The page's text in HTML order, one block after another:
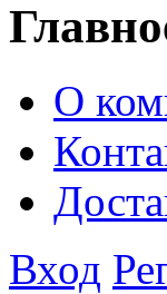
О
Вход